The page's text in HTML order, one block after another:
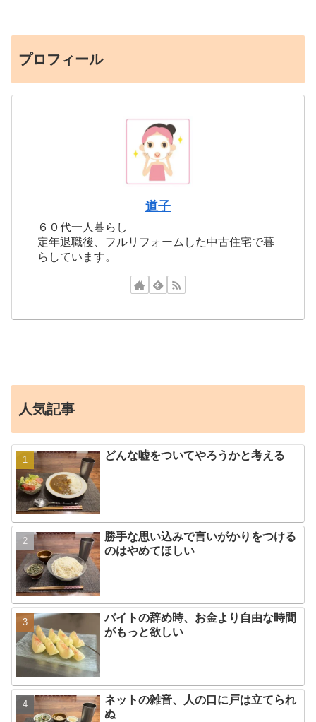
プロフィール
道子
６０代一人暮らし
定年退職後、フルリフォームした中古住宅で暮
らしています。
人気記事
どんな嘘をついてやろうかと考える
勝手な思い込みで言いがかりをつける
のはやめてほしい
バイトの辞め時、お金より自由な時間
がもっと欲しい
ネットの雑音、人の口に戸は立てられ
ぬ